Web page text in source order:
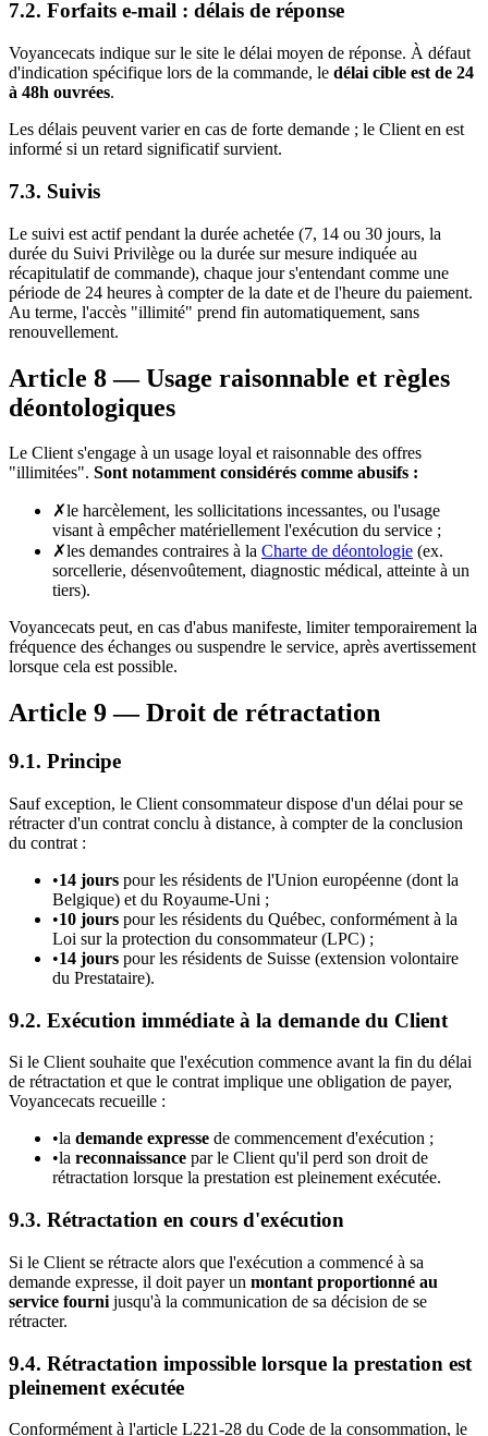
7.2. Forfaits e-mail : délais de réponse
Voyancecats indique sur le site le délai moyen de réponse. À défaut
d'indication spécifique lors de la commande, le délai cible est de 24
à 48h ouvrées.
Les délais peuvent varier en cas de forte demande ; le Client en est
informé si un retard significatif survient.
7.3. Suivis
Le suivi est actif pendant la durée achetée (7, 14 ou 30 jours, la
durée du Suivi Privilège ou la durée sur mesure indiquée au
récapitulatif de commande), chaque jour s'entendant comme une
période de 24 heures à compter de la date et de l'heure du paiement.
Au terme, l'accès "illimité" prend fin automatiquement, sans
renouvellement.
Article 8 — Usage raisonnable et règles
déontologiques
Le Client s'engage à un usage loyal et raisonnable des offres
"illimitées". Sont notamment considérés comme abusifs :
✗le harcèlement, les sollicitations incessantes, ou l'usage
visant à empêcher matériellement l'exécution du service ;
✗les demandes contraires à la Charte de déontologie (ex.
sorcellerie, désenvoûtement, diagnostic médical, atteinte à un
tiers).
Voyancecats peut, en cas d'abus manifeste, limiter temporairement la
fréquence des échanges ou suspendre le service, après avertissement
lorsque cela est possible.
Article 9 — Droit de rétractation
9.1. Principe
Sauf exception, le Client consommateur dispose d'un délai pour se
rétracter d'un contrat conclu à distance, à compter de la conclusion
du contrat :
•14 jours pour les résidents de l'Union européenne (dont la
Belgique) et du Royaume-Uni ;
•10 jours pour les résidents du Québec, conformément à la
Loi sur la protection du consommateur (LPC) ;
•14 jours pour les résidents de Suisse (extension volontaire
du Prestataire).
9.2. Exécution immédiate à la demande du Client
Si le Client souhaite que l'exécution commence avant la fin du délai
de rétractation et que le contrat implique une obligation de payer,
Voyancecats recueille :
•la demande expresse de commencement d'exécution ;
•la reconnaissance par le Client qu'il perd son droit de
rétractation lorsque la prestation est pleinement exécutée.
9.3. Rétractation en cours d'exécution
Si le Client se rétracte alors que l'exécution a commencé à sa
demande expresse, il doit payer un montant proportionné au
service fourni jusqu'à la communication de sa décision de se
rétracter.
9.4. Rétractation impossible lorsque la prestation est
pleinement exécutée
Conformément à l'article L221-28 du Code de la consommation, le